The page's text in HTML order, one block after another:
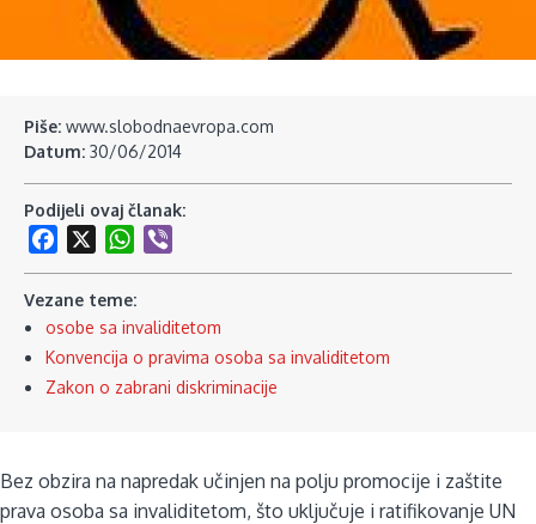
Piše: www.slobodnaevropa.com
Datum: 30/06/2014
Podijeli ovaj članak:
Facebook
WhatsApp
Vezane teme:
osobe sa invaliditetom
Konvencija o pravima osoba sa invaliditetom
Zakon o zabrani diskriminacije
Bez obzira na napredak učinjen na polju promocije i zaštite
prava osoba sa invaliditetom, što uključuje i ratifikovanje UN